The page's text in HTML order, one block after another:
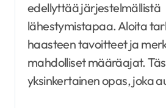
edellyttää järjestelmällistä
lähestymistapaa. Aloita
haasteen tavoitteet ja
mahdolliset määräajat.
yksinkertainen opas, joka